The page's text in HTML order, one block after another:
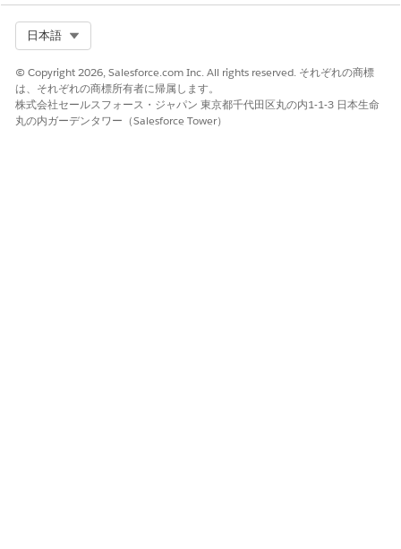
SeeAdd a Vlocity Action to an Interaction Launcher Search
Widget.
この記事で問題は解決されましたか?
ご意見をお待ちしております。
日本語
© Copyright 2026, Salesforce.com Inc. All rights reserved. それぞれの商標
は、それぞれの商標所有者に帰属します。
株式会社セールスフォース・ジャパン 東京都千代田区丸の内1-1-3 日本生命
丸の内ガーデンタワー（Salesforce Tower）